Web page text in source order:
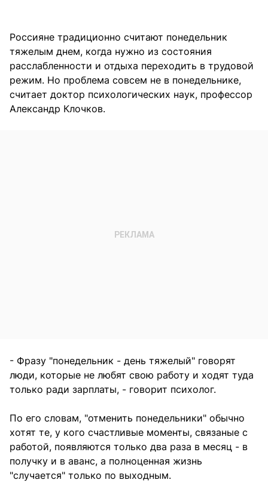
Россияне традиционно считают понедельник
тяжелым днем, когда нужно из состояния
расслабленности и отдыха переходить в трудовой
режим. Но проблема совсем не в понедельнике,
считает доктор психологических наук, профессор
Александр Клочков.
- Фразу "понедельник - день тяжелый" говорят
люди, которые не любят свою работу и ходят туда
только ради зарплаты, - говорит психолог.
По его словам, "отменить понедельники" обычно
хотят те, у кого счастливые моменты, связаные с
работой, появляются только два раза в месяц - в
получку и в аванс, а полноценная жизнь
"случается" только по выходным.